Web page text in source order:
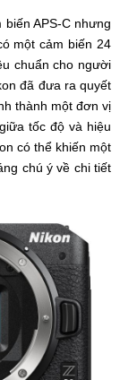
APS-C nhưng
một cảm biến 24
chuẩn cho người
đã đưa ra quyết
thành một đơn vị
tốc độ và hiệu
có thể khiến một
chú ý về chi tiết